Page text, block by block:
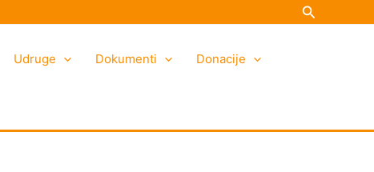
Search
Udruge Dokumenti
Donacije
o
a